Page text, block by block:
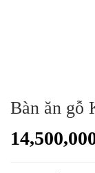
Bàn ăn gỗ